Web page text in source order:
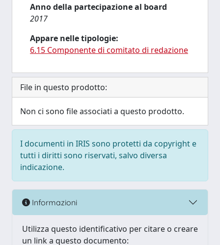
Anno della partecipazione al board
2017
Appare nelle tipologie:
6.15 Componente di comitato di redazione
File in questo prodotto:
Non ci sono file associati a questo prodotto.
I documenti in IRIS sono protetti da copyright e
tutti i diritti sono riservati, salvo diversa
indicazione.
Informazioni
Utilizza questo identificativo per citare o creare
un link a questo documento: